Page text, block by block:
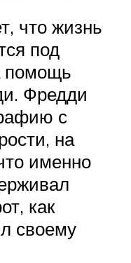
что жизнь
под
помощь
Фредди
с
на
именно
как
своему